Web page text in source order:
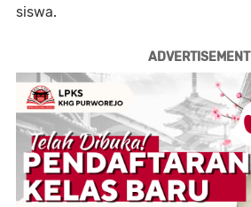
siswa.
ADVERTISEMENT